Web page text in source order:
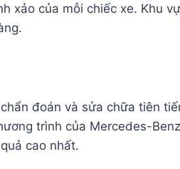
xảo của mỗi chiếc xe. Khu
đoán và sửa chữa tiên
trình của Mercedes-
cao nhất.